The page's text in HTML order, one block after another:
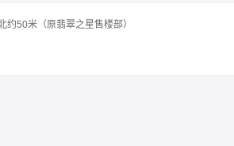
约50米（原翡翠之星售楼部）